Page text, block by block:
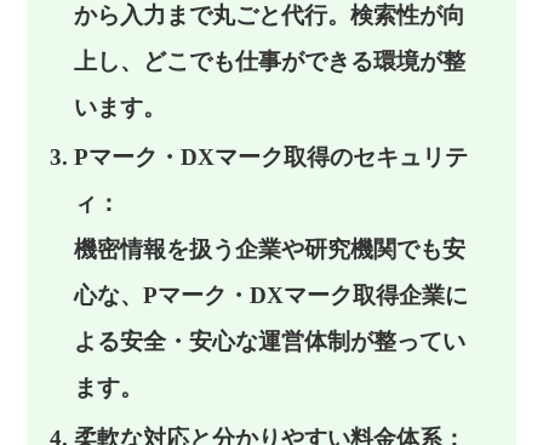
から入力まで丸ごと代行。検索性が向
上し、どこでも仕事ができる環境が整
います。
Pマーク・DXマーク取得のセキュリテ
ィ：
機密情報を扱う企業や研究機関でも安
心な、Pマーク・DXマーク取得企業に
よる安全・安心な運営体制が整ってい
ます。
柔軟な対応と分かりやすい料金体系：